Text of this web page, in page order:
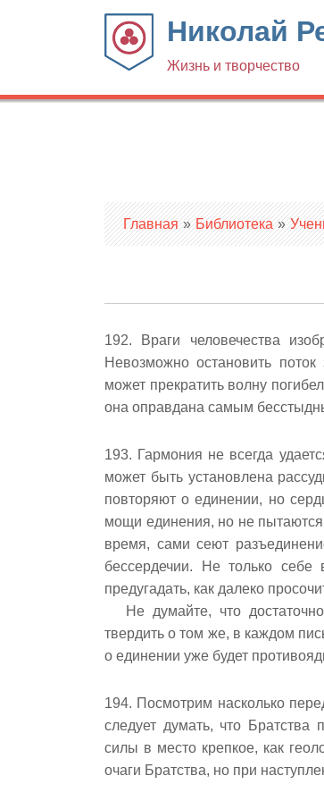
Николай
Жизнь и творчество
Вы здесь
Главная » Библиотека »
192. Враги человечества
Невозможно остановить
может прекратить волну
она оправдана самым
193. Гармония не всегда
может быть установлена
повторяют о единении, но
мощи единения, но не
время, сами сеют
бессердечии. Не только себе
предугадать, как далеко
Не думайте, что
твердить о том же, в каждом
о единении уже будет
194. Посмотрим насколько
следует думать, что
силы в место крепкое, как
очаги Братства, но при